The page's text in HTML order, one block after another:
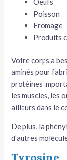
Oeufs
Poisson
Fromage
Produits
Votre corps a
aminés pour
protéines
les muscles, les
ailleurs dans le
De plus, la
d’autres
Tyrosine